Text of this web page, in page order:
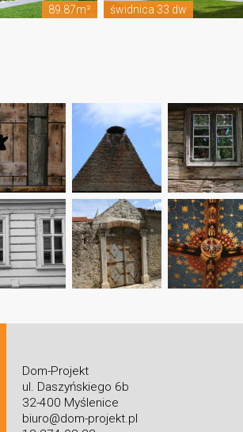
89.87m² świdnica 33 dw
Dom-Projekt
ul. Daszyńskiego 6b
32-400 Myślenice
biuro@dom-projekt.pl